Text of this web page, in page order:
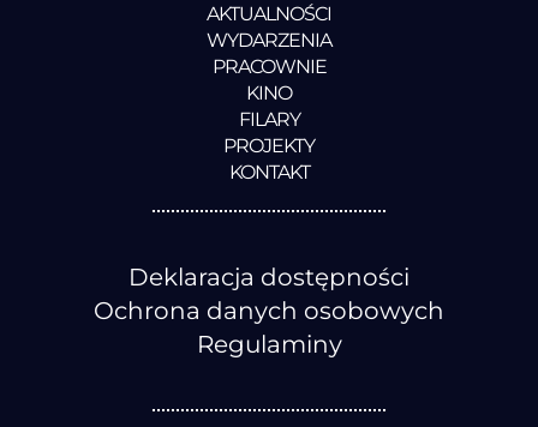
AKTUALNOŚCI
WYDARZENIA
PRACOWNIE
KINO
FILARY
PROJEKTY
KONTAKT
Deklaracja dostępności
Ochrona danych osobowych
Regulaminy